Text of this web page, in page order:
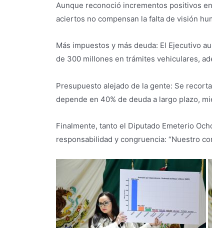
Aunque reconoció incrementos positivos
aciertos no compensan la falta de visión
Más impuestos y más deuda: El Ejecutivo
de 300 millones en trámites vehiculares,
Presupuesto alejado de la gente: Se
depende en 40% de deuda a largo plazo,
Finalmente, tanto el Diputado Emeterio
responsabilidad y congruencia: “Nuestro